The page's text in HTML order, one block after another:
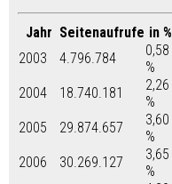
Jahr Seitenaufrufe in %
2003
4.796.784
0,58
%
2004
18.740.181
2,26
%
2005
29.874.657
3,60
%
2006
30.269.127
3,65
%